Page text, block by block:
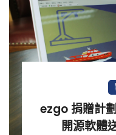
ezgo 捐贈計
開源軟體